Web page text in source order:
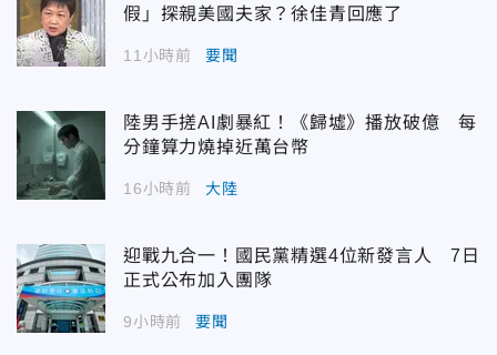
假」探親美國夫家？徐佳青回應了
11小時前 要聞
陸男手搓AI劇暴紅！《歸墟》播放破億 每
分鐘算力燒掉近萬台幣
16小時前 大陸
迎戰九合一！國民黨精選4位新發言人 7日
正式公布加入團隊
9小時前 要聞